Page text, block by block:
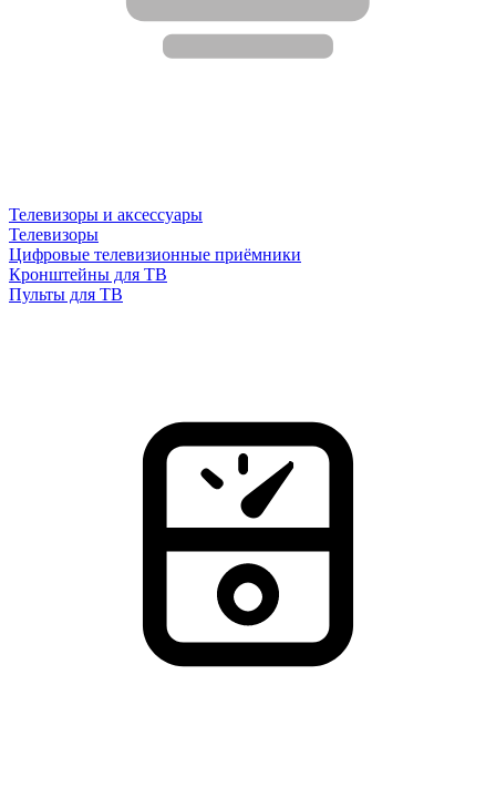
Телевизоры и аксессуары
Телевизоры
Цифровые телевизионные приёмники
Кронштейны для ТВ
Пульты для ТВ